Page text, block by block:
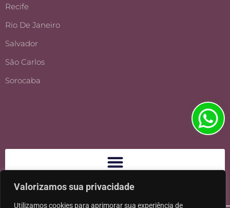
Valorizamos sua privacidade
Utilizamos cookies para aprimorar sua experiência de
Recife
Rio De Janeiro
Salvador
São Carlos
Sorocaba